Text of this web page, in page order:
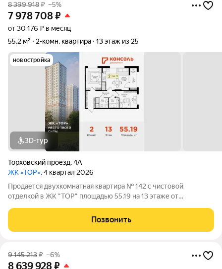
8 399 918₽ –5%
7 978 708₽
от 30 176 ₽ в месяц
55,2 м²
2-комн. квартира 13 этаж из 25
новостройка
3D-тур
Торховский проезд,4А
ЖК «ТОР», 4 квартал 2026
Продается двухкомнатная квартира № 142 с чистовой
отделкой в ЖК "ТОР" площадью 55.19 на 13 этаже от
присвоен повышенный уровень комфортности комфорт плюс.
Он подразумевает светлые просторные
Позвонить
9 145 213₽ –6%
8 639 928₽